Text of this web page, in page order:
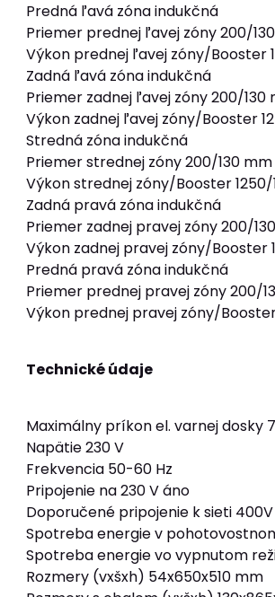
Predná ľavá zóna indukčná
Priemer prednej ľavej zóny 200/
Výkon prednej ľavej zóny/Booster
Zadná ľavá zóna indukčná
Priemer zadnej ľavej zóny 200/130
Výkon zadnej ľavej zóny/Booster
Stredná zóna indukčná
Priemer strednej zóny 200/130 mm
Výkon strednej zóny/Booster 1250/
Zadná pravá zóna indukčná
Priemer zadnej pravej zóny 200/
Výkon zadnej pravej zóny/Booster
Predná pravá zóna indukčná
Priemer prednej pravej zóny 200/
Výkon prednej pravej zóny/
Technické údaje
Maximálny príkon el. varnej dosky
Napätie 230 V
Frekvencia 50-60 Hz
Pripojenie na 230 V áno
Doporučené pripojenie k sieti 400V
Spotreba energie v
Spotreba energie vo vypnutom
Rozmery (vxšxh) 54x650x510 mm